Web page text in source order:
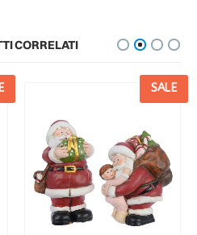
CORRELATI
SALE